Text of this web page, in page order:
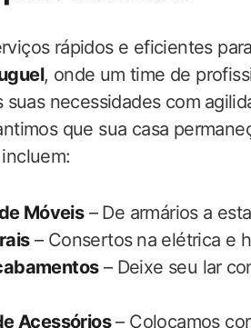
rápidos e eficientes
,‌ onde um time de
suas necessidades com
que sua casa
Móveis–​ De armários a
– Consertos ⁤na elétrica e
– Deixe‌ seu‍ lar⁣
Acessórios– Colocamos